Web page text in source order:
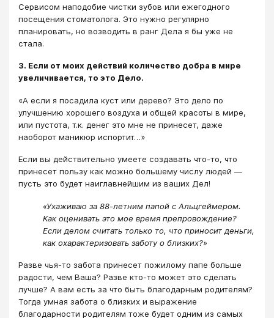
Сервисом наподобие чистки зубов или ежегодного
посещения стоматолога. Это нужно регулярно
планировать, но возводить в ранг Дела я бы уже не
стала.
3. Если от моих действий количество добра в мире
увеличивается, то это Дело.
«А если я посадила куст или дерево? Это дело по
улучшению хорошего воздуха и общей красоты в мире,
или пустота, т.к. денег это мне не принесет, даже
наоборот маникюр испортит…»
Если вы действительно умеете создавать что-то, что
принесет пользу как можно большему числу людей ―
пусть это будет наиглавнейшим из ваших Дел!
«Ухаживаю за 88-летним папой с Альцгеймером.
Как оценивать это мое время препровождение?
Если делом считать только то, что приносит деньги,
как охарактеризовать заботу о близких?»
Разве чья-то забота принесет пожилому папе больше
радости, чем Ваша? Разве кто-то может это сделать
лучше? А вам есть за что быть благодарным родителям?
Тогда умная забота о близких и выражение
благодарности родителям тоже будет одним из самых